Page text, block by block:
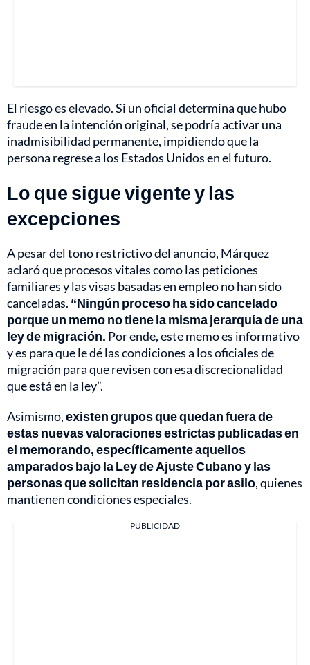
El riesgo es elevado. Si un oficial determina que hubo
fraude en la intención original, se podría activar una
inadmisibilidad permanente, impidiendo que la
persona regrese a los Estados Unidos en el futuro.
Lo que sigue vigente y las
excepciones
A pesar del tono restrictivo del anuncio, Márquez
aclaró que procesos vitales como las peticiones
familiares y las visas basadas en empleo no han sido
canceladas. “Ningún proceso ha sido cancelado
porque un memo no tiene la misma jerarquía de una
ley de migración. Por ende, este memo es informativo
y es para que le dé las condiciones a los oficiales de
migración para que revisen con esa discrecionalidad
que está en la ley”.
Asimismo,existen grupos que quedan fuera de
estas nuevas valoraciones estrictas publicadas en
el memorando, específicamente aquellos
amparados bajo la Ley de Ajuste Cubano y las
personas que solicitan residencia por asilo, quienes
mantienen condiciones especiales.
PUBLICIDAD